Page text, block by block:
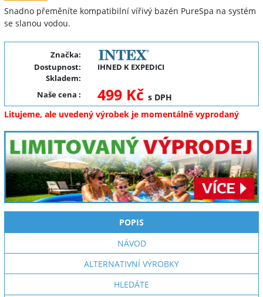
Snadno přeměníte kompatibilní vířivý bazén PureSpa na systém
se slanou vodou.
Značka:
Dostupnost:
IHNED K EXPEDICI
Skladem:
Naše cena : 499 Kč s DPH
Litujeme, ale uvedený výrobek je momentálně vyprodaný
POPIS
NÁVOD
ALTERNATIVNÍ VÝROBKY
HLEDÁTE